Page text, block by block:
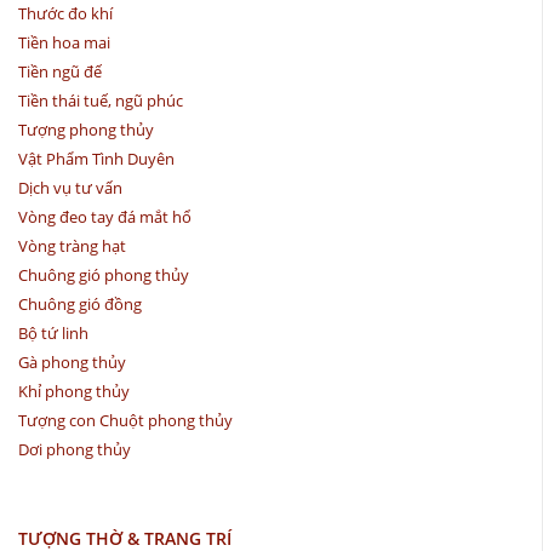
Thước đo khí
Tiền hoa mai
Tiền ngũ đế
Tiền thái tuế, ngũ phúc
Tượng phong thủy
Vật Phẩm Tình Duyên
Dịch vụ tư vấn
Vòng đeo tay đá mắt hổ
Vòng tràng hạt
Chuông gió phong thủy
Chuông gió đồng
Bộ tứ linh
Gà phong thủy
Khỉ phong thủy
Tượng con Chuột phong thủy
Dơi phong thủy
TƯỢNG THỜ & TRANG TRÍ